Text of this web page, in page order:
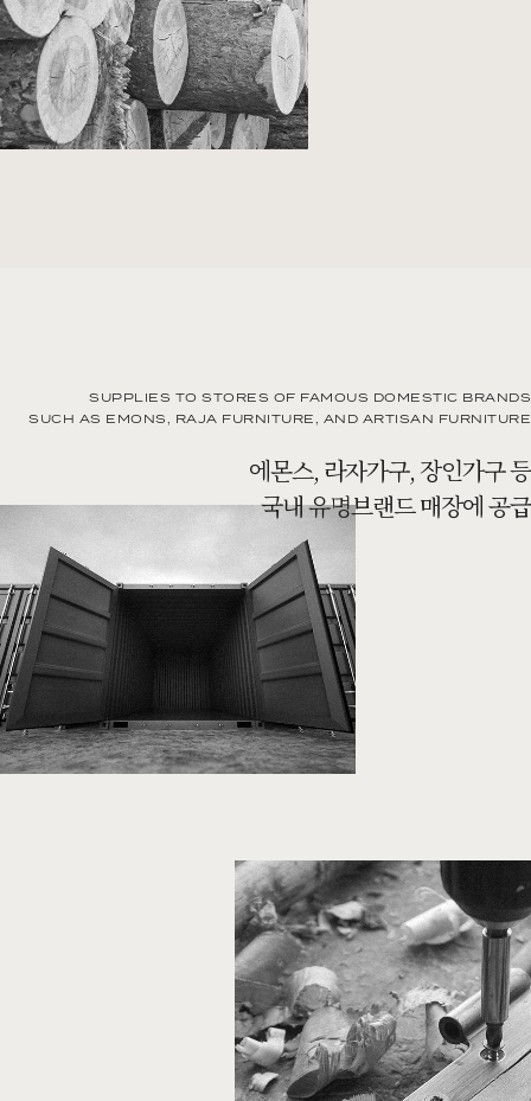
SUPPLIES TO STORES OF FAMOUS DOMESTIC BRANDS
SUCH AS EMONS, RAJA FURNITURE, AND ARTISAN FURNITURE
에몬스, 라자가구, 장인가구 등
국내 유명브랜드 매장에 공급